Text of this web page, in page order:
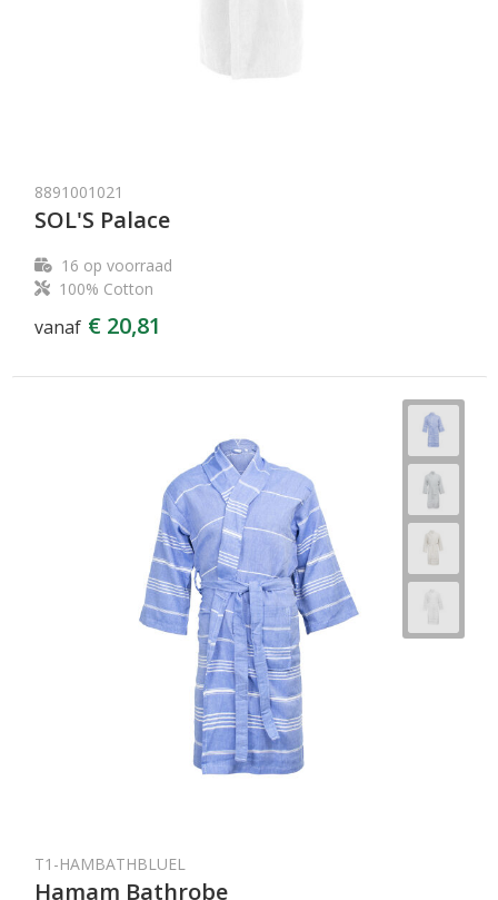
8891001021
SOL'S Palace
16 op voorraad
100% Cotton
vanaf € 20,81
T1-HAMBATHBLUEL
Hamam Bathrobe